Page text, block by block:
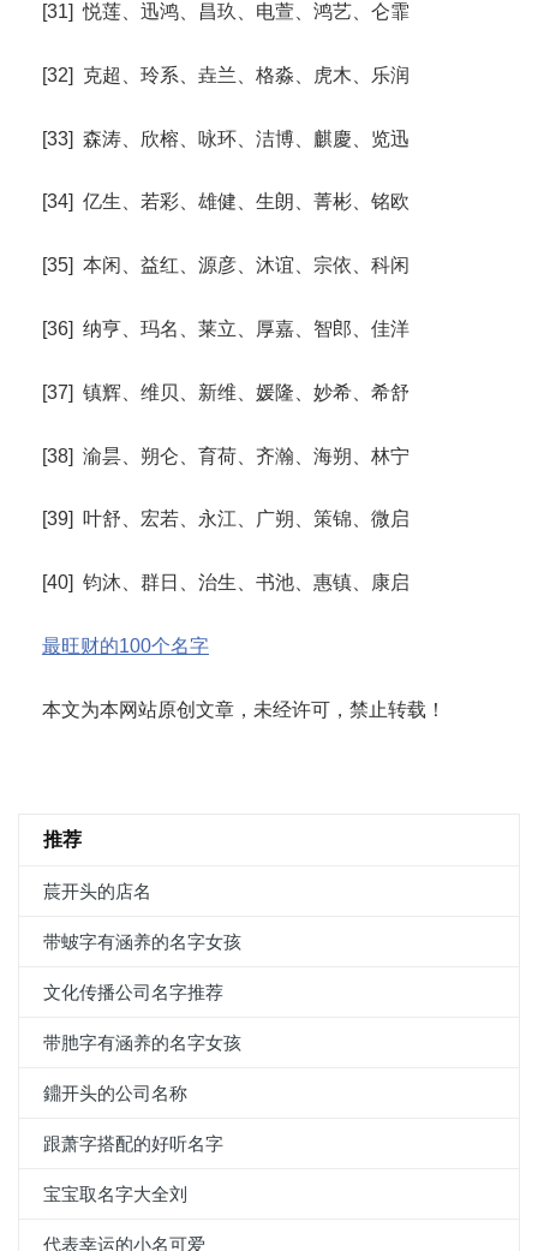
[31] 悦莲、迅鸿、昌玖、电萱、鸿艺、仑霏
[32] 克超、玲系、垚兰、格淼、虎木、乐润
[33] 森涛、欣榕、咏环、洁博、麒慶、览迅
[34] 亿生、若彩、雄健、生朗、菁彬、铭欧
[35] 本闲、益红、源彦、沐谊、宗依、科闲
[36] 纳亨、玛名、莱立、厚嘉、智郎、佳洋
[37] 镇辉、维贝、新维、媛隆、妙希、希舒
[38] 渝昙、朔仑、育荷、齐瀚、海朔、林宁
[39] 叶舒、宏若、永江、广朔、策锦、微启
[40] 钧沐、群日、治生、书池、惠镇、康启
最旺财的100个名字
本文为本网站原创文章，未经许可，禁止转载！
推荐
莀开头的店名
带蚾字有涵养的名字女孩
文化传播公司名字推荐
带肔字有涵养的名字女孩
鐤开头的公司名称
跟萧字搭配的好听名字
宝宝取名字大全刘
代表幸运的小名可爱